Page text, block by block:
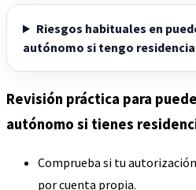
Riesgos habituales en
autónomo si tengo
Revisión práctica para
autónomo si tienes
Comprueba si tu
por cuenta propia.